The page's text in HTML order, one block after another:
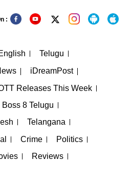
:
Telugu
iDreamPost
Releases This Week
Boss 8 Telugu
Telangana
Crime Politics
Reviews